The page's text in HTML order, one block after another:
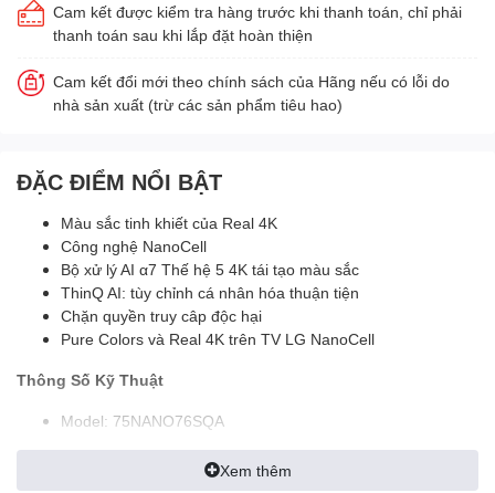
Cam kết được kiểm tra hàng trước khi thanh toán, chỉ phải
thanh toán sau khi lắp đặt hoàn thiện
Cam kết đổi mới theo chính sách của Hãng nếu có lỗi do
nhà sản xuất (trừ các sản phẩm tiêu hao)
ĐẶC ĐIỂM NỔI BẬT
Màu sắc tinh khiết của Real 4K
Công nghệ NanoCell
Bộ xử lý AI α7 Thế hệ 5 4K tái tạo màu sắc
ThinQ AI: tùy chỉnh cá nhân hóa thuận tiện
Chặn quyền truy câp độc hại
Pure Colors và Real 4K trên TV LG NanoCell
Thông Số Kỹ Thuật
Model: 75NANO76SQA
Độ phân giải: 4K (3840*2160 px)
Xem thêm